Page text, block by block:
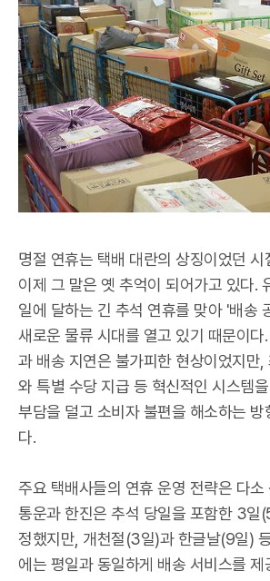
명절 연휴는 택배 대란의 상징이었던 시
이제 그 말은 옛 추억이 되어가고 있다.
일에 달하는 긴 추석 연휴를 맞아 '배송
새로운 물류 시대를 열고 있기 때문이다
과 배송 지연은 불가피한 현상이었지만
와 특별 수당 지급 등 혁신적인 시스템
부담을 덜고 소비자 불편을 해소하는 방
다.
주요 택배사들의 연휴 운영 전략은 다
통운과 한진은 추석 당일을 포함한 3일
정했지만, 개천절(3일)과 한글날(9일)
에는 평일과 동일하게 배송 서비스를 제